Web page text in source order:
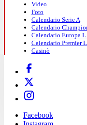
Video
Foto
Calendario Serie A
Calendario
Calendario Europa L.
Calendario Premier
Casinò
Facebook